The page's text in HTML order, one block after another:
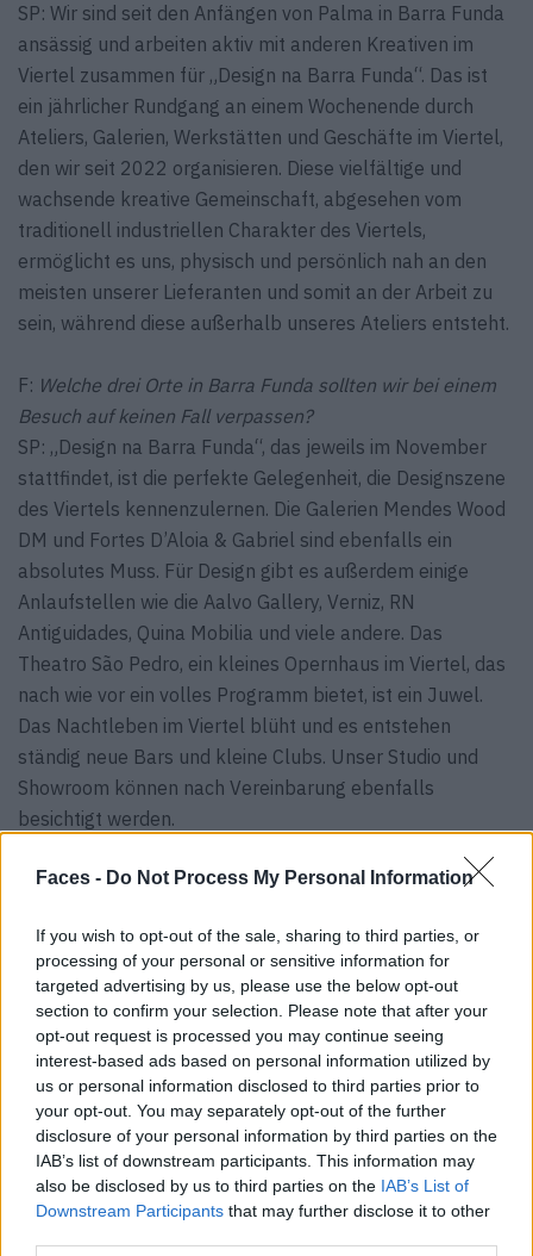
Faces - Do Not Process My Personal Information
If you wish to opt-out of the sale, sharing to third parties, or
processing of your personal or sensitive information for
targeted advertising by us, please use the below opt-out
section to confirm your selection. Please note that after your
opt-out request is processed you may continue seeing
interest-based ads based on personal information utilized by
us or personal information disclosed to third parties prior to
your opt-out. You may separately opt-out of the further
disclosure of your personal information by third parties on the
IAB’s list of downstream participants. This information may
also be disclosed by us to third parties on the IAB’s List of
Downstream Participants that may further disclose it to other
SP: Wir sind seit den Anfängen von Palma in Barra Funda
ansässig und arbeiten aktiv mit anderen Kreativen im
Viertel zusammen für „Design na Barra Funda“. Das ist
ein jährlicher Rundgang an einem Wochenende durch
Ateliers, Galerien, Werkstätten und Geschäfte im Viertel,
den wir seit 2022 organisieren. Diese vielfältige und
wachsende kreative Gemeinschaft, abgesehen vom
traditionell industriellen Charakter des Viertels,
ermöglicht es uns, physisch und persönlich nah an den
meisten unserer Lieferanten und somit an der Arbeit zu
sein, während diese außerhalb unseres Ateliers entsteht.
F: Welche drei Orte in Barra Funda sollten wir bei einem
Besuch auf keinen Fall verpassen?
SP: „Design na Barra Funda“, das jeweils im November
stattfindet, ist die perfekte Gelegenheit, die Designszene
des Viertels kennenzulernen. Die Galerien Mendes Wood
DM und Fortes D’Aloia & Gabriel sind ebenfalls ein
absolutes Muss. Für Design gibt es außerdem einige
Anlaufstellen wie die Aalvo Gallery, Verniz, RN
Antiguidades, Quina Mobilia und viele andere. Das
Theatro São Pedro, ein kleines Opernhaus im Viertel, das
nach wie vor ein volles Programm bietet, ist ein Juwel.
Das Nachtleben im Viertel blüht und es entstehen
ständig neue Bars und kleine Clubs. Unser Studio und
Showroom können nach Vereinbarung ebenfalls
besichtigt werden.
F:Wie würdet ihr die aktuelle Entwicklung im Bereich
Menschen am wichtigsten? Was wird derzeit eher
übersehen?
SP: Wir haben den Eindruck, dass die aktuelle Richtung im
Design stark von der visuellen Logik der sozialen Medien
geprägt ist. Plattformen wie Instagram und Pinterest
haben die Verbreitung von Referenzen derart
beschleunigt, dass sich Designtrends mittlerweile fast
augenblicklich weltweit verbreiten, was zu einer
zunehmenden Vereinheitlichung von Designideen und -
räumen auf der ganzen Welt führt. Viele